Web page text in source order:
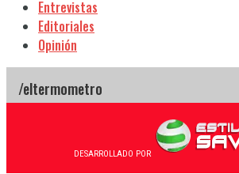
Entrevistas
Editoriales
Opinión
DESARROLLADO POR